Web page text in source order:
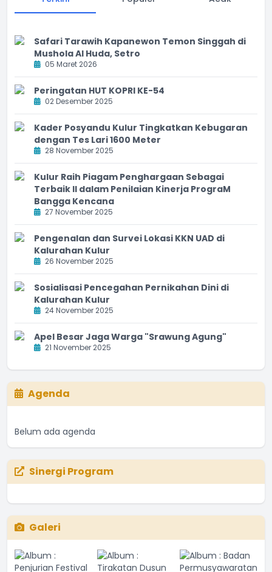
Safari Tarawih Kapanewon Temon Singgah di
Mushola Al Huda, Setro
05 Maret 2026
Peringatan HUT KOPRI KE-54
02 Desember 2025
Kader Posyandu Kulur Tingkatkan Kebugaran
dengan Tes Lari 1600 Meter
28 November 2025
Kulur Raih Piagam Penghargaan Sebagai
Terbaik II dalam Penilaian Kinerja PrograM
Bangga Kencana
27 November 2025
Pengenalan dan Survei Lokasi KKN UAD di
Kalurahan Kulur
26 November 2025
Sosialisasi Pencegahan Pernikahan Dini di
Kalurahan Kulur
24 November 2025
Apel Besar Jaga Warga "Srawung Agung"
21 November 2025
Agenda
Belum ada agenda
Sinergi Program
Galeri